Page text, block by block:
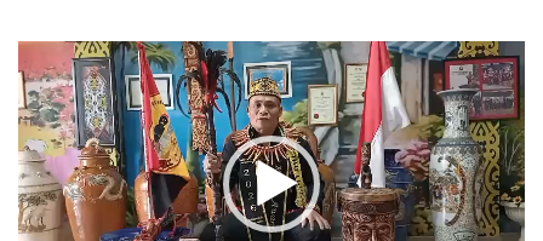
Pemutar
Video